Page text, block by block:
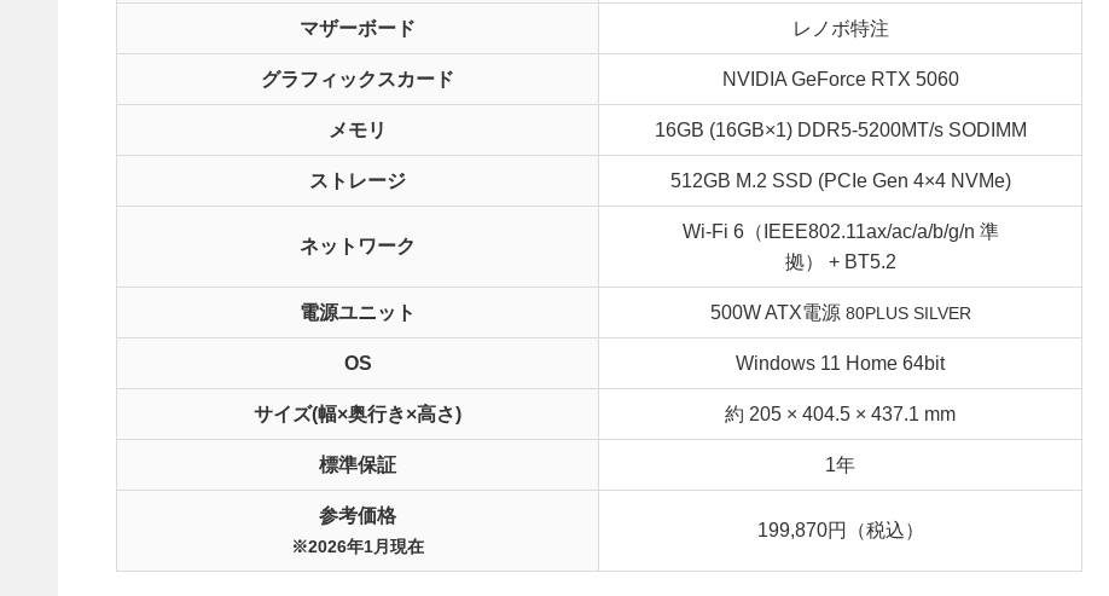
マザーボード レノボ特注
グラフィックスカード NVIDIA GeForce RTX 5060
メモリ 16GB (16GB×1) DDR5-5200MT/s SODIMM
ストレージ 512GB M.2 SSD (PCIe Gen 4×4 NVMe)
ネットワーク
Wi-Fi 6（IEEE802.11ax/ac/a/b/g/n 準
拠） + BT5.2
電源ユニット 500W ATX電源 80PLUS SILVER
OS Windows 11 Home 64bit
サイズ(幅×奥行き×高さ) 約 205 × 404.5 × 437.1 mm
標準保証 1年
参考価格
※2026年1月現在
199,870円（税込）